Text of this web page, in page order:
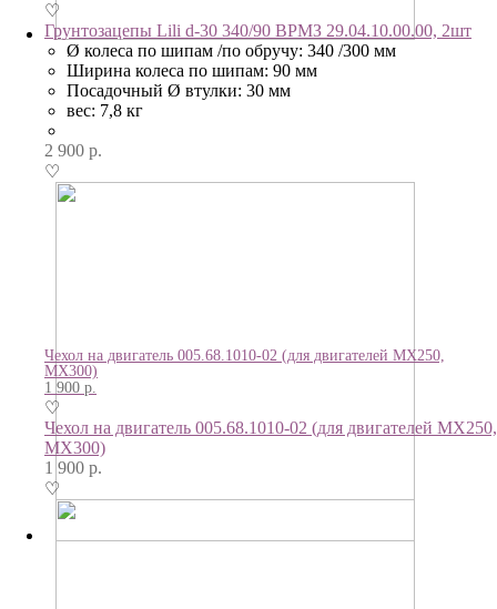
♡
Грунтозацепы Lili d-30 340/90 ВРМЗ 29.04.10.00.00, 2шт
Ø колеса по шипам /по обручу: 340 /300 мм
Ширина колеса по шипам: 90 мм
Посадочный Ø втулки: 30 мм
вес: 7,8 кг
2 900 р.
♡
Чехол на двигатель 005.68.1010-02 (для двигателей МХ250,
МХ300)
1 900 р.
♡
Чехол на двигатель 005.68.1010-02 (для двигателей МХ250,
МХ300)
1 900 р.
♡